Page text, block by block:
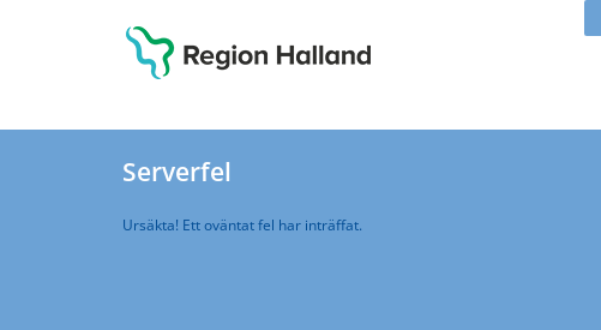
Serverfel
Ursäkta! Ett oväntat fel har inträffat.